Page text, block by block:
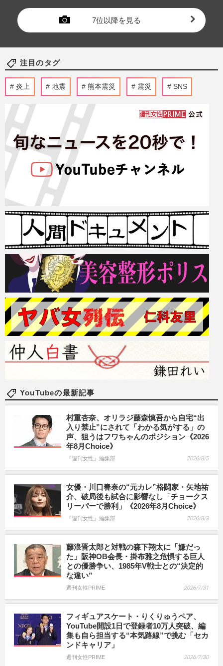
7位以降を見る
注目のタグ
炎上 地震 熊本震災 震災 SNS
YouTubeの最新記事
村重杏奈、オリラジ藤森慎吾から自宅“出
入り禁止”にされて「わかる気がする」の
声、狙うはフワちゃんのポジション《2026
年8月Choice》
『週刊女性』編集部 2026/8/5
女優・川口春奈の“元カレ”格闘家・矢地祐
介、破局後も試合に影響なし「チョークス
リーパーで勝利」《2026年8月Choice》
『週刊女性』編集部 2026/8/3
藤浪晋太郎と対戦の森下翔太に「嫌だっ
た」阪神OB会長・掛布雅之危惧する巨人
との優勝争い、1985年V戦士との“決定的
な違い”
週刊女性PRIME 2026/7/31
フィギュアスケート・りくりゅうペア、
YouTube開設1日で登録者10万人突破、編
集も自ら担当する“本気路線”で挑む「セカ
ンドキャリア」
週刊女性PRIME 2026/7/30